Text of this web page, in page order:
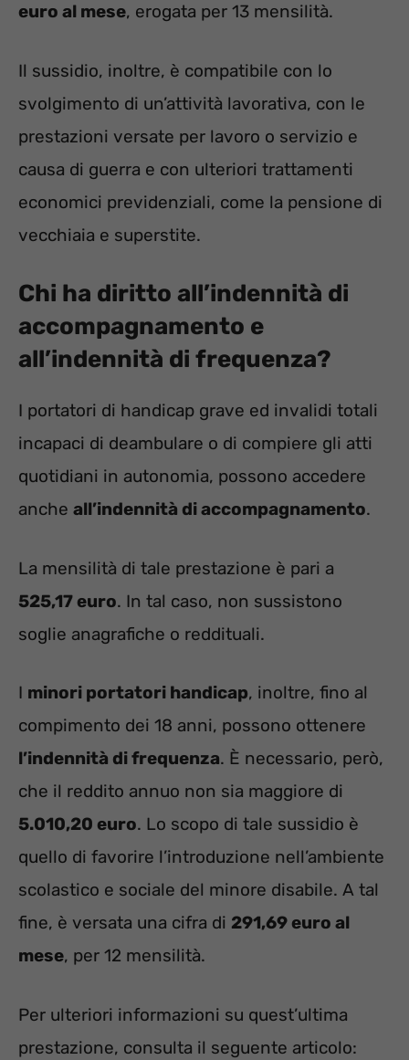
euro al mese, erogata per 13 mensilità.
Il sussidio, inoltre, è compatibile con lo
svolgimento di un’attività lavorativa, con le
prestazioni versate per lavoro o servizio e
causa di guerra e con ulteriori trattamenti
economici previdenziali, come la pensione di
vecchiaia e superstite.
Chi ha diritto all’indennità di
accompagnamento e
all’indennità di frequenza?
I portatori di handicap grave ed invalidi totali
incapaci di deambulare o di compiere gli atti
quotidiani in autonomia, possono accedere
anche all’indennità di accompagnamento.
La mensilità di tale prestazione è pari a
525,17 euro. In tal caso, non sussistono
soglie anagrafiche o reddituali.
I minori portatori handicap, inoltre, fino al
compimento dei 18 anni, possono ottenere
l’indennità di frequenza. È necessario, però,
che il reddito annuo non sia maggiore di
5.010,20 euro. Lo scopo di tale sussidio è
quello di favorire l’introduzione nell’ambiente
scolastico e sociale del minore disabile. A tal
fine, è versata una cifra di 291,69 euro al
mese, per 12 mensilità.
Per ulteriori informazioni su quest’ultima
prestazione, consulta il seguente articolo: